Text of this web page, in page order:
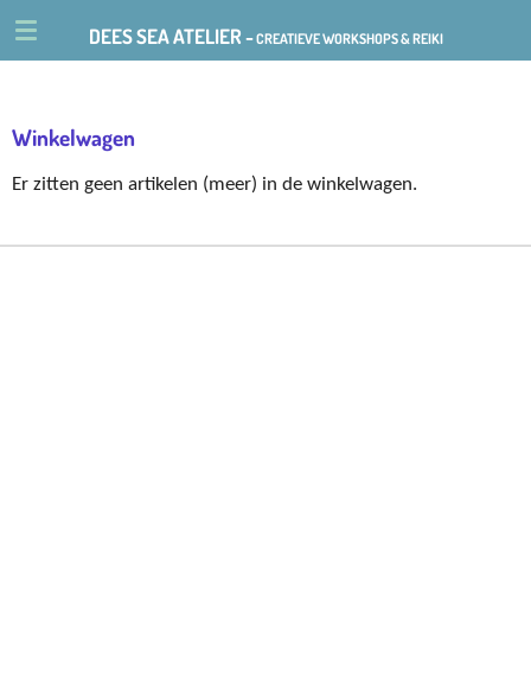
Ga
direct
hoofdinhoud
DEES SEA ATELIER -CREATIEVE WORKSHOPS & REIKI
Winkelwagen
Er zitten geen artikelen (meer) in de winkelwagen.